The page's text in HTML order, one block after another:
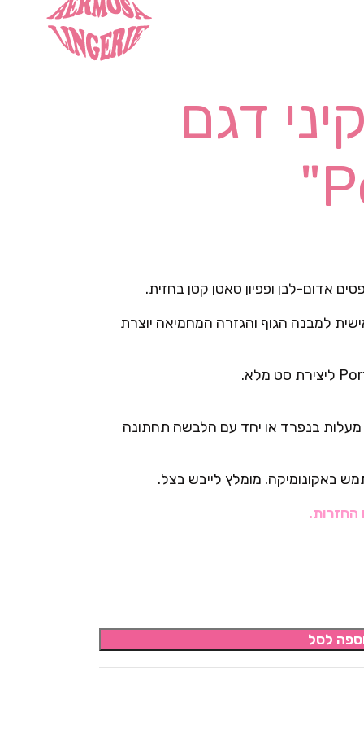
דגם
אדום-לבן ופפיון סאטן קטן בחזית.
למבנה הגוף והגזרה המחמיאה יוצרת
יש לכבס ביד או בכביסה עדינה עד 20 מעלות בנפרד או יחד עם הלבשה תחתונה
באקונומיקה. מומלץ לייבש בצל.
החזרות.
לסל